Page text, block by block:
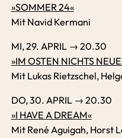
»SOMMER 24«
Mit Navid Kermani
MI, 29. APRIL → 20.30
»IM OSTEN NICHTS
Mit Lukas Rietzschel,
DO, 30. APRIL → 20.30
»I HAVE A DREAM«
Mit René Aguigah, Horst